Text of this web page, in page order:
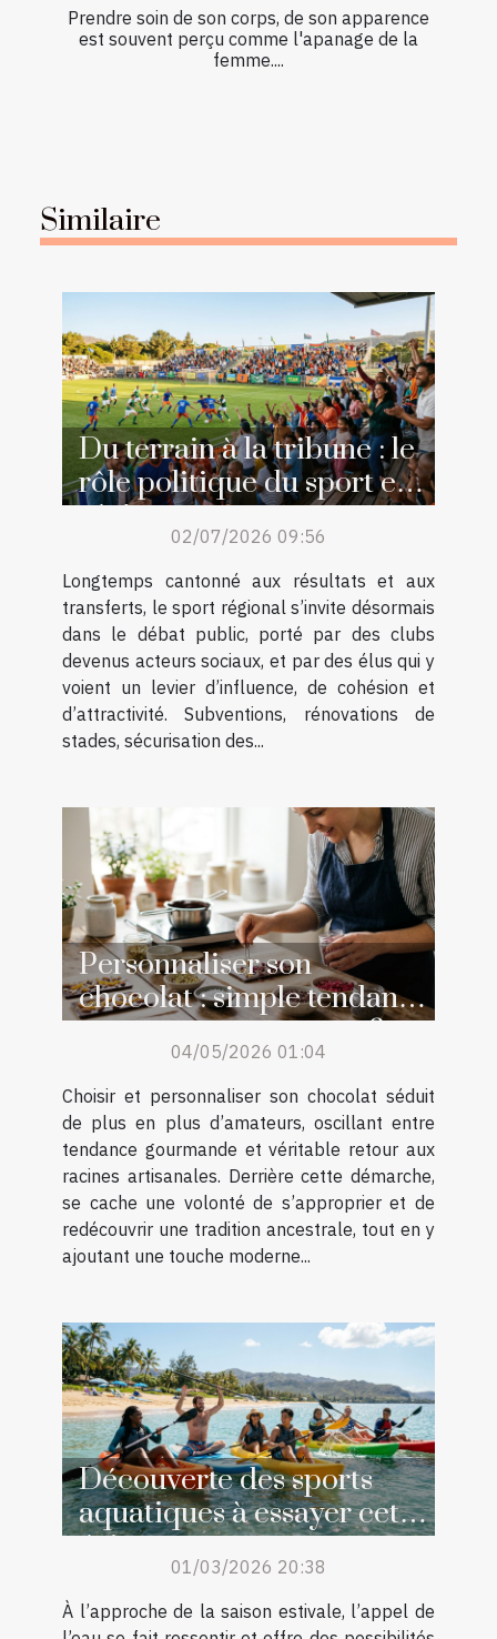
Prendre soin de son corps, de son apparence
est souvent perçu comme l'apanage de la
femme....
Similaire
Du terrain à la tribune : le
rôle politique du sport en
région
02/07/2026 09:56
Longtemps cantonné aux résultats et aux
transferts, le sport régional s’invite désormais
dans le débat public, porté par des clubs
devenus acteurs sociaux, et par des élus qui y
voient un levier d’influence, de cohésion et
d’attractivité. Subventions, rénovations de
stades, sécurisation des...
Personnaliser son
chocolat : simple tendance
ou retour aux sources ?
04/05/2026 01:04
Choisir et personnaliser son chocolat séduit
de plus en plus d’amateurs, oscillant entre
tendance gourmande et véritable retour aux
racines artisanales. Derrière cette démarche,
se cache une volonté de s’approprier et de
redécouvrir une tradition ancestrale, tout en y
ajoutant une touche moderne...
Découverte des sports
aquatiques à essayer cet
été
01/03/2026 20:38
À l’approche de la saison estivale, l’appel de